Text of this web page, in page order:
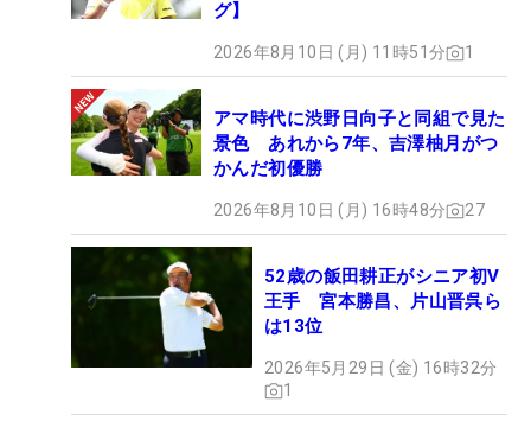
グ】
2026年8月10日 (月) 11時51分 1
アマ時代に渋野日向子と同組で見た
景色 あれから7年、吉澤柚月がつ
かんだ初優勝
2026年8月10日 (月) 16時48分 27
52歳の飯田耕正がシニア初V
王手 宮本勝昌、片山晋呉ら
は13位
2026年5月29日 (金) 16時32分
1